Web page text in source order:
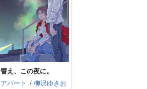
譬え、この夜に。
アパート / 柳沢ゆきお